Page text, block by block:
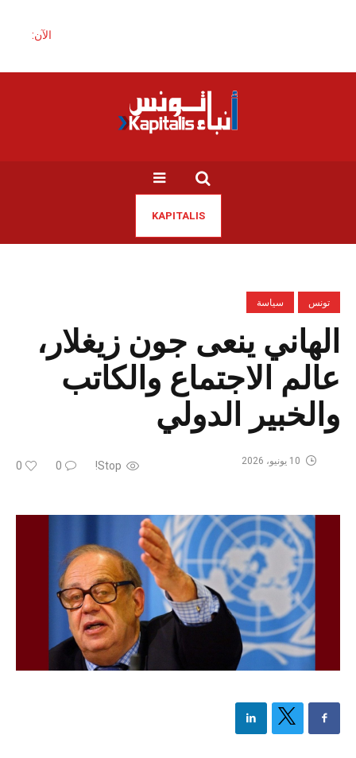
الآن:
KAPITALIS
تونس سياسة
الهاني ينعى جون زيغلار،
عالم الاجتماع والكاتب
والخبير الدولي
Stop!
0
0 10 يونيو، 2026